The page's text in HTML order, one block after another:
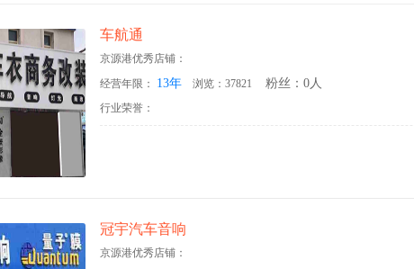
车航通
京源港优秀店铺：
经营年限： 13年 浏览：37821 粉丝：0人
行业荣誉：
冠宇汽车音响
京源港优秀店铺：